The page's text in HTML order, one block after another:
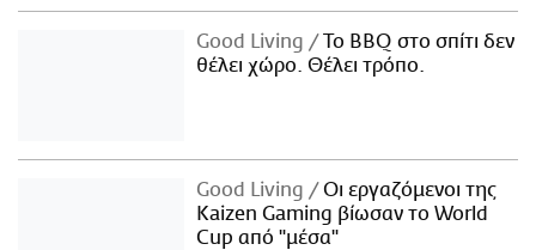
Good Living
Το BBQ στο σπίτι δεν
θέλει χώρο. Θέλει τρόπο.
Good Living
Οι εργαζόμενοι της
Kaizen Gaming βίωσαν το World
Cup από "μέσα"